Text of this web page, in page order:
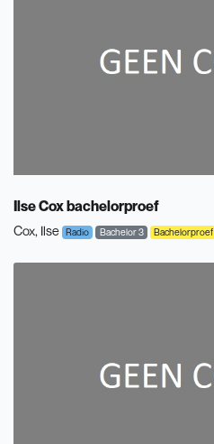
Ilse Cox bachelorproef
Cox, Ilse Radio Bachelor 3 Bachelorproef